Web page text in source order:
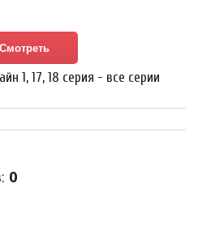
1, 17, 18 серия - все серии
: 0